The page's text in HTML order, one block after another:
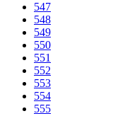
547
548
549
550
551
552
553
554
555